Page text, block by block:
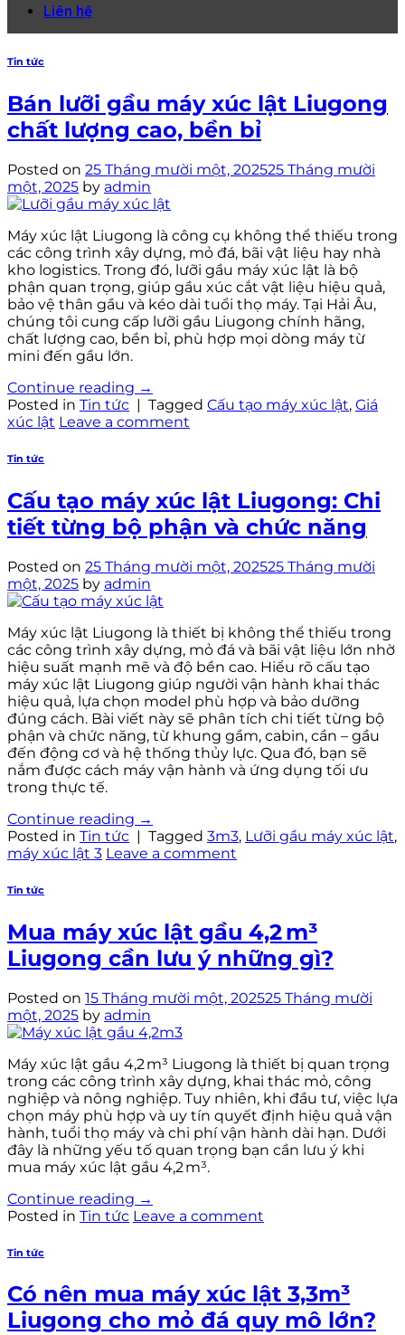
Liên hệ
Tin tức
Bán lưỡi gầu máy xúc lật Liugong
chất lượng cao, bền bỉ
Posted on 25 Tháng mười một, 202525 Tháng mười
một, 2025 by admin
Máy xúc lật Liugong là công cụ không thể thiếu trong
các công trình xây dựng, mỏ đá, bãi vật liệu hay nhà
kho logistics. Trong đó, lưỡi gầu máy xúc lật là bộ
phận quan trọng, giúp gầu xúc cắt vật liệu hiệu quả,
bảo vệ thân gầu và kéo dài tuổi thọ máy. Tại Hải Âu,
chúng tôi cung cấp lưỡi gầu Liugong chính hãng,
chất lượng cao, bền bỉ, phù hợp mọi dòng máy từ
mini đến gầu lớn.
Continue reading →
Posted in Tin tức | Tagged Cấu tạo máy xúc lật, Giá
xúc lật Leave a comment
Tin tức
Cấu tạo máy xúc lật Liugong: Chi
tiết từng bộ phận và chức năng
Posted on 25 Tháng mười một, 202525 Tháng mười
một, 2025 by admin
Máy xúc lật Liugong là thiết bị không thể thiếu trong
các công trình xây dựng, mỏ đá và bãi vật liệu lớn nhờ
hiệu suất mạnh mẽ và độ bền cao. Hiểu rõ cấu tạo
máy xúc lật Liugong giúp người vận hành khai thác
hiệu quả, lựa chọn model phù hợp và bảo dưỡng
đúng cách. Bài viết này sẽ phân tích chi tiết từng bộ
phận và chức năng, từ khung gầm, cabin, cần – gầu
đến động cơ và hệ thống thủy lực. Qua đó, bạn sẽ
nắm được cách máy vận hành và ứng dụng tối ưu
trong thực tế.
Continue reading →
Posted in Tin tức | Tagged 3m3, Lưỡi gầu máy xúc lật,
máy xúc lật 3 Leave a comment
Tin tức
Mua máy xúc lật gầu 4,2 m³
Liugong cần lưu ý những gì?
Posted on 15 Tháng mười một, 202525 Tháng mười
một, 2025 by admin
Máy xúc lật gầu 4,2 m³ Liugong là thiết bị quan trọng
trong các công trình xây dựng, khai thác mỏ, công
nghiệp và nông nghiệp. Tuy nhiên, khi đầu tư, việc lựa
chọn máy phù hợp và uy tín quyết định hiệu quả vận
hành, tuổi thọ máy và chi phí vận hành dài hạn. Dưới
đây là những yếu tố quan trọng bạn cần lưu ý khi
mua máy xúc lật gầu 4,2 m³.
Continue reading →
Posted in Tin tức Leave a comment
Tin tức
Có nên mua máy xúc lật 3,3m³
Liugong cho mỏ đá quy mô lớn?